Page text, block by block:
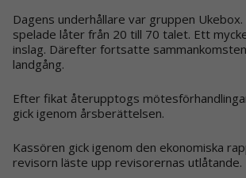
Dagens underhållare var gruppen
spelade låter från 20 till 70 talet. Ett
inslag. Därefter fortsatte
landgång.
Efter fikat återupptogs
gick igenom årsberättelsen.
Kassören gick igenom den ekonomiska
revisorn läste upp revisorernas utlåtande.